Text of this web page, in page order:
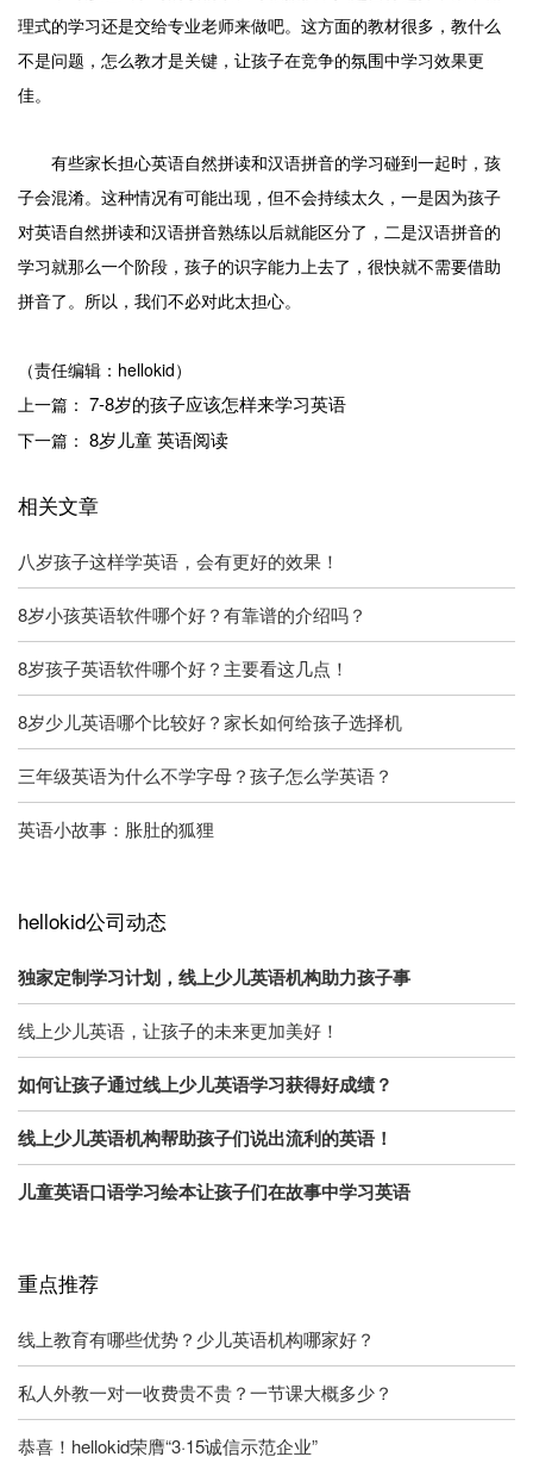
理式的学习还是交给专业老师来做吧。这方面的教材很多，教什么
不是问题，怎么教才是关键，让孩子在竞争的氛围中学习效果更
佳。
有些家长担心英语自然拼读和汉语拼音的学习碰到一起时，孩
子会混淆。这种情况有可能出现，但不会持续太久，一是因为孩子
对英语自然拼读和汉语拼音熟练以后就能区分了，二是汉语拼音的
学习就那么一个阶段，孩子的识字能力上去了，很快就不需要借助
拼音了。所以，我们不必对此太担心。
（责任编辑：hellokid）
上一篇： 7-8岁的孩子应该怎样来学习英语
下一篇： 8岁儿童 英语阅读
相关文章
八岁孩子这样学英语，会有更好的效果！
8岁小孩英语软件哪个好？有靠谱的介绍吗？
8岁孩子英语软件哪个好？主要看这几点！
8岁少儿英语哪个比较好？家长如何给孩子选择机
三年级英语为什么不学字母？孩子怎么学英语？
英语小故事：胀肚的狐狸
hellokid公司动态
独家定制学习计划，线上少儿英语机构助力孩子事
线上少儿英语，让孩子的未来更加美好！
如何让孩子通过线上少儿英语学习获得好成绩？
线上少儿英语机构帮助孩子们说出流利的英语！
儿童英语口语学习绘本让孩子们在故事中学习英语
重点推荐
线上教育有哪些优势？少儿英语机构哪家好？
私人外教一对一收费贵不贵？一节课大概多少？
恭喜！hellokid荣膺“3·15诚信示范企业”